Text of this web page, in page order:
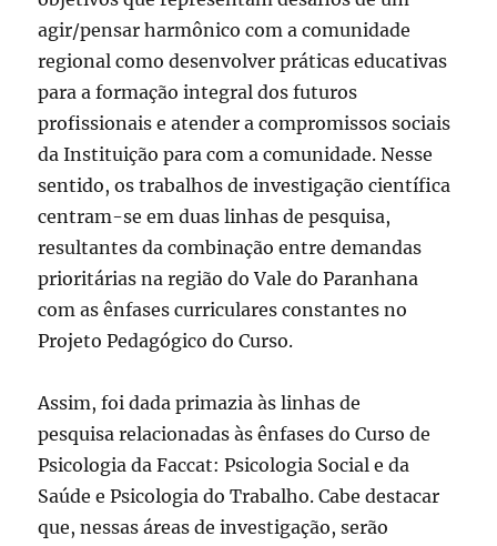
agir/pensar harmônico com a comunidade
regional como desenvolver práticas educativas
para a formação integral dos futuros
profissionais e atender a compromissos sociais
da Instituição para com a comunidade. Nesse
sentido, os trabalhos de investigação científica
centram-se em duas linhas de pesquisa,
resultantes da combinação entre demandas
prioritárias na região do Vale do Paranhana
com as ênfases curriculares constantes no
Projeto Pedagógico do Curso.
Assim, foi dada primazia às linhas de
pesquisa relacionadas às ênfases do Curso de
Psicologia da Faccat: Psicologia Social e da
Saúde e Psicologia do Trabalho. Cabe destacar
que, nessas áreas de investigação, serão